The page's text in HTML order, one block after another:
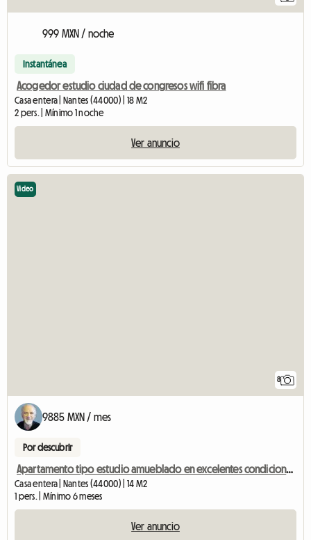
999 MXN / noche
Instantánea
Acogedor estudio ciudad de congresos wifi fibra
Casa entera | Nantes (44000) | 18 M2
2 pers. | Mínimo 1 noche
Ver anuncio
8
Video
9885 MXN / mes
Por descubrir
Apartamento tipo estudio amueblado en excelentes condiciones, equipado con internet de fibra óptica, cerca de la catedral de Foch.
Casa entera | Nantes (44000) | 14 M2
1 pers. | Mínimo 6 meses
Ver anuncio